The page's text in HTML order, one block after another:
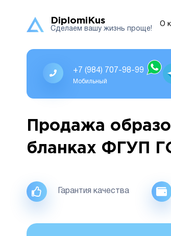
DiplomiKus
Сделаем вашу жизнь проще!
О
+7 (984) 707-98-99
Мобильный
Продажа
бланках ФГУП
Гарантия качества